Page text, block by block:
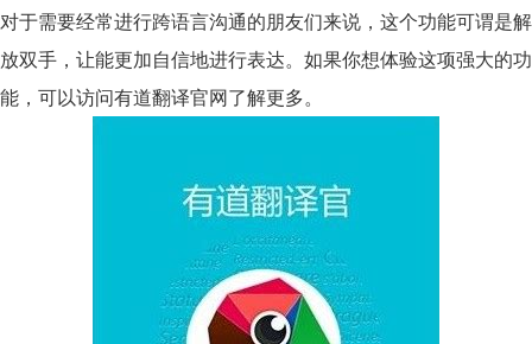
对于需要经常进行跨语言沟通的朋友们来说，这个功能可谓是解
放双手，让能更加自信地进行表达。如果你想体验这项强大的功
能，可以访问有道翻译官网了解更多。